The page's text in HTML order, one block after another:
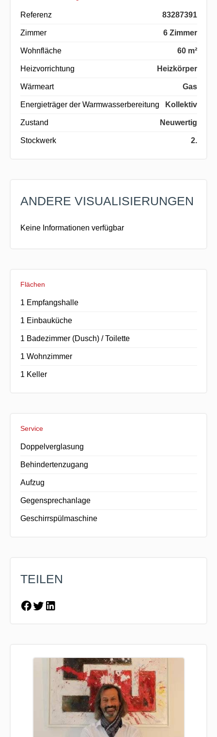
Referenz 83287391
Zimmer 6 Zimmer
Wohnfläche 60 m²
Heizvorrichtung Heizkörper
Wärmeart Gas
Energieträger der Warmwasserbereitung Kollektiv
Zustand Neuwertig
Stockwerk 2.
ANDERE VISUALISIERUNGEN
Keine Informationen verfügbar
Flächen
1 Empfangshalle
1 Einbauküche
1 Badezimmer (Dusch) / Toilette
1 Wohnzimmer
1 Keller
Service
Doppelverglasung
Behindertenzugang
Aufzug
Gegensprechanlage
Geschirrspülmaschine
TEILEN